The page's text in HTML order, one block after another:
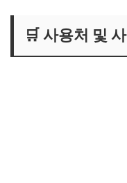
🛒 사용처 및